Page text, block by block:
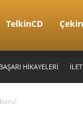
TelkinCD
BAŞARI HIKAYELERI